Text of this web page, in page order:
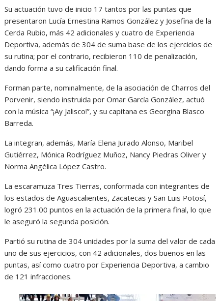
Su actuación tuvo de inicio 17 tantos por las puntas que
presentaron Lucía Ernestina Ramos González y Josefina de la
Cerda Rubio, más 42 adicionales y cuatro de Experiencia
Deportiva, además de 304 de suma base de los ejercicios de
su rutina; por el contrario, recibieron 110 de penalización,
dando forma a su calificación final.
Forman parte, nominalmente, de la asociación de Charros del
Porvenir, siendo instruida por Omar García González, actuó
con la música “¡Ay Jalisco!”, y su capitana es Georgina Blasco
Barreda.
La integran, además, María Elena Jurado Alonso, Maribel
Gutiérrez, Mónica Rodríguez Muñoz, Nancy Piedras Oliver y
Norma Angélica López Castro.
La escaramuza Tres Tierras, conformada con integrantes de
los estados de Aguascalientes, Zacatecas y San Luis Potosí,
logró 231.00 puntos en la actuación de la primera final, lo que
le aseguró la segunda posición.
Partió su rutina de 304 unidades por la suma del valor de cada
uno de sus ejercicios, con 42 adicionales, dos buenos en las
puntas, así como cuatro por Experiencia Deportiva, a cambio
de 121 infracciones.